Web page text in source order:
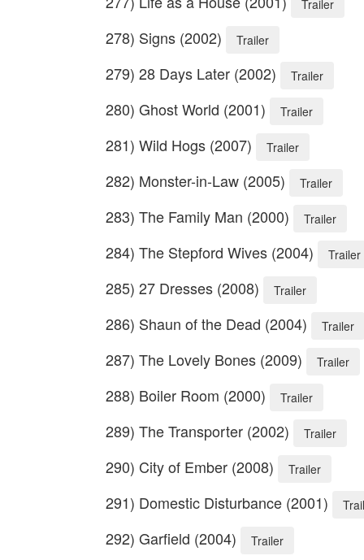
Trailer
278) Signs (2002) Trailer
279) 28 Days Later (2002) Trailer
280) Ghost World (2001) Trailer
281) Wild Hogs (2007) Trailer
282) Monster-in-Law (2005) Trailer
283) The Family Man (2000) Trailer
284) The Stepford Wives (2004) Trailer
285) 27 Dresses (2008) Trailer
286) Shaun of the Dead (2004) Trailer
287) The Lovely Bones (2009) Trailer
288) Boiler Room (2000) Trailer
289) The Transporter (2002) Trailer
290) City of Ember (2008) Trailer
291) Domestic Disturbance (2001)
292) Garfield (2004) Trailer